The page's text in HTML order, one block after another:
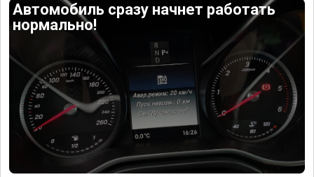
Автомобиль сразу начнет работать
нормально!